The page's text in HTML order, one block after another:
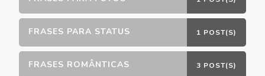
FRASES PARA STATUS 1 POST(S)
FRASES ROMÂNTICAS 3 POST(S)